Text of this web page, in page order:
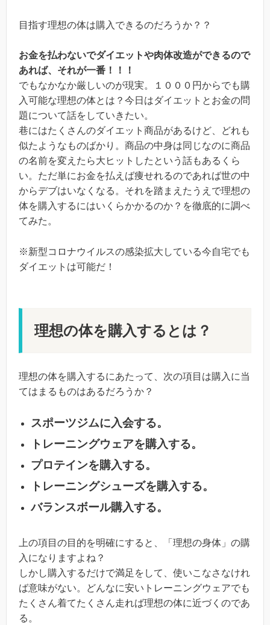
目指す理想の体は購入できるのだろうか？？
お金を払わないでダイエットや肉体改造ができるので
あれば、それが一番！！！
でもなかなか厳しいのが現実。１０００円からでも購
入可能な理想の体とは？今日はダイエットとお金の問
題について話をしていきたい。
巷にはたくさんのダイエット商品があるけど、どれも
似たようなものばかり。商品の中身は同じなのに商品
の名前を変えたら大ヒットしたという話もあるくら
い。ただ単にお金を払えば痩せれるのであれば世の中
からデブはいなくなる。それを踏まえたうえで理想の
体を購入するにはいくらかかるのか？を徹底的に調べ
てみた。
※新型コロナウイルスの感染拡大している今自宅でも
ダイエットは可能だ！
理想の体を購入するとは？
理想の体を購入するにあたって、次の項目は購入に当
てはまるものはあるだろうか？
スポーツジムに入会する。
トレーニングウェアを購入する。
プロテインを購入する。
トレーニングシューズを購入する。
バランスボール購入する。
上の項目の目的を明確にすると、「理想の身体」の購
入になりますよね？
しかし購入するだけで満足をして、使いこなさなけれ
ば意味がない。どんなに安いトレーニングウェアでも
たくさん着てたくさん走れば理想の体に近づくのであ
る。